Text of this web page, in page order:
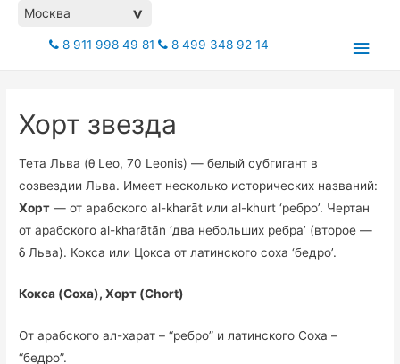
Москва >
8 911 998 49 81 8 499 348 92 14
Хорт звезда
Тета Льва (θ Leo, 70 Leonis) — белый субгигант в
созвездии Льва. Имеет несколько исторических названий:
Хорт — от арабского al-kharāt или al-khurt ‘ребро’. Чертан
от арабского al-kharātān ‘два небольших ребра’ (второе —
δ Льва). Кокса или Цокса от латинского coxa ‘бедро’.
Кокса (Coxa), Хорт (Chort)
От арабского ал-харат – “ребро” и латинского Coxa –
“бедро”.